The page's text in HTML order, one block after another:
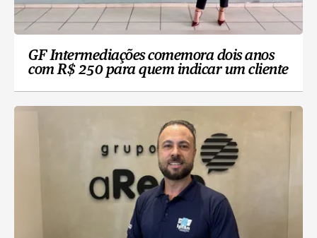
GF Intermediações comemora dois anos
com R$ 250 para quem indicar um cliente